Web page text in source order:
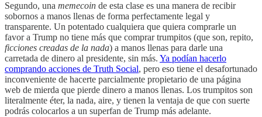
Segundo, una memecoin de esta clase es una manera de recibir
sobornos a manos llenas de forma perfectamente legal y
transparente. Un potentado cualquiera que quiera comprarle un
favor a Trump no tiene más que comprar trumpitos (que son, repito,
ficciones creadas de la nada) a manos llenas para darle una
carretada de dinero al presidente, sin más. Ya podían hacerlo
comprando acciones de Truth Social, pero eso tiene el desafortunado
inconveniente de hacerte parcialmente propietario de una página
web de mierda que pierde dinero a manos llenas. Los trumpitos son
literalmente éter, la nada, aire, y tienen la ventaja de que con suerte
podrás colocarlos a un superfan de Trump más adelante.